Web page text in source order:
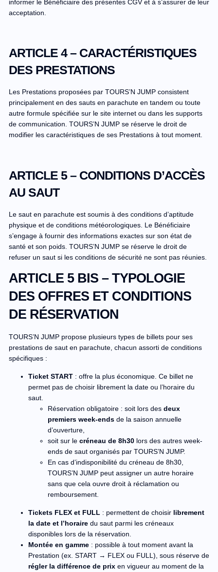
informer le Bénéficiaire des présentes CGV et à s’assurer de leur
acceptation.
ARTICLE 4 – CARACTÉRISTIQUES
DES PRESTATIONS
Les Prestations proposées par TOURS’N JUMP consistent
principalement en des sauts en parachute en tandem ou toute
autre formule spécifiée sur le site internet ou dans les supports
de communication. TOURS’N JUMP se réserve le droit de
modifier les caractéristiques de ses Prestations à tout moment.
ARTICLE 5 – CONDITIONS D’ACCÈS
AU SAUT
Le saut en parachute est soumis à des conditions d’aptitude
physique et de conditions météorologiques. Le Bénéficiaire
s’engage à fournir des informations exactes sur son état de
santé et son poids. TOURS’N JUMP se réserve le droit de
refuser un saut si les conditions de sécurité ne sont pas réunies.
ARTICLE 5 BIS – TYPOLOGIE
DES OFFRES ET CONDITIONS
DE RÉSERVATION
TOURS’N JUMP propose plusieurs types de billets pour ses
prestations de saut en parachute, chacun assorti de conditions
spécifiques :
Ticket START: offre la plus économique. Ce billet ne
permet pas de choisir librement la date ou l’horaire du
saut.
Réservation obligatoire : soit lors des deux
premiers week-endsde la saison annuelle
d’ouverture,
soit sur le créneau de 8h30lors des autres week-
ends de saut organisés par TOURS’N JUMP.
En cas d’indisponibilité du créneau de 8h30,
TOURS’N JUMP peut assigner un autre horaire
sans que cela ouvre droit à réclamation ou
remboursement.
Tickets FLEX et FULL : permettent de choisir librement
la date et l’horairedu saut parmi les créneaux
disponibles lors de la réservation.
Montée en gamme: possible à tout moment avant la
Prestation (ex. START → FLEX ou FULL), sous réserve de
régler la différence de prixen vigueur au moment de la